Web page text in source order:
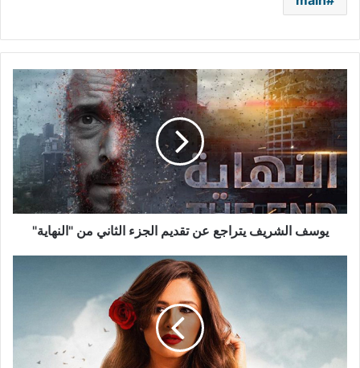
يوسف
الشريف
يتراجع
عن
تقديم
الجزء
الثاني
"النهاية"
يوسف الشريف يتراجع عن تقديم الجزء الثاني من "النهاية"
تعلن
زواجها